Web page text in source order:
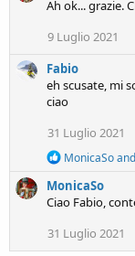
Ah ok... grazie.
9 Luglio 2021
Fabio
eh scusate, mi
ciao
31 Luglio 2021
R
a
c
i
MonicaSoand
MonicaSo
Ciao Fabio,
31 Luglio 2021